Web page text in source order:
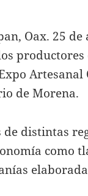
Oax. 25
de Morena.
de distintas
como